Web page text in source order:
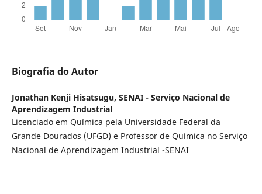
Biografia do Autor
Jonathan Kenji Hisatsugu, SENAI - Serviço Nacional de
Aprendizagem Industrial
Licenciado em Química pela Universidade Federal da
Grande Dourados (UFGD) e Professor de Química no Serviço
Nacional de Aprendizagem Industrial -SENAI